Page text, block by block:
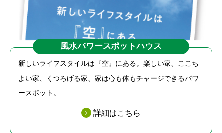
風水パワースポットハウス
新しいライフスタイルは『空』にある。楽しい家、ここち
よい家、くつろげる家、家は心も体もチャージできるパワ
ースポット。
詳細はこちら